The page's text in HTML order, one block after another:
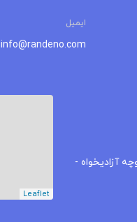
ایمیل
info@randeno.com
آزادیخواه -
Leaflet